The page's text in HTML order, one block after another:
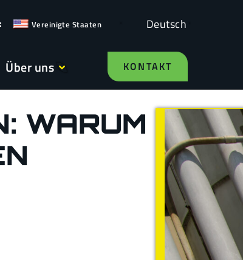
Vereinigte Staaten Deutsch
Über uns KONTAKT
WARUM